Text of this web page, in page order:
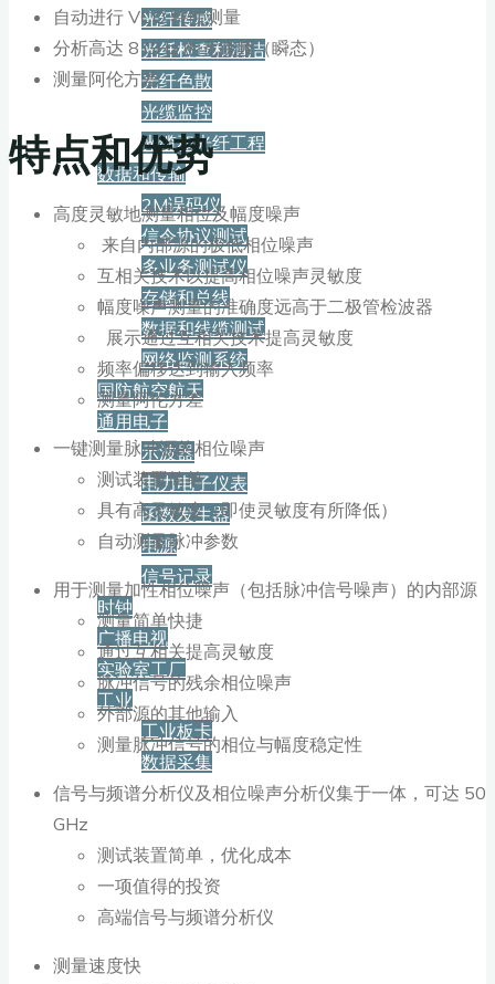
光纤传感
光纤检查和清洁
光纤色散
光缆监控
光缆和光纤工程
数据和传输
2M误码仪
信令协议测试
多业务测试仪
存储和总线
数据和线缆测试
网络监测系统
国防航空航天
通用电子
示波器
电力电子仪表
函数发生器
电源
信号记录
时钟
广播电视
实验室工厂
工业
工业板卡
数据采集
服务+保障
资源下载
自动进行 VCO 特性测量
分析高达 8 GHz 的宽跳频（瞬态）
测量阿伦方差
特点和优势
高度灵敏地测量相位及幅度噪声
来自内部源的极低相位噪声
互相关技术以提高相位噪声灵敏度
幅度噪声测量的准确度远高于二极管检波器
展示通过互相关技术提高灵敏度
频率偏移达到输入频率
测量阿伦方差
一键测量脉冲源的相位噪声
测试装置简单
具有高灵敏度（即使灵敏度有所降低）
自动测量脉冲参数
用于测量加性相位噪声（包括脉冲信号噪声）的内部源
测量简单快捷
通过互相关提高灵敏度
脉冲信号的残余相位噪声
外部源的其他输入
测量脉冲信号的相位与幅度稳定性
信号与频谱分析仪及相位噪声分析仪集于一体，可达 50
GHz
测试装置简单，优化成本
一项值得的投资
高端信号与频谱分析仪
测量速度快